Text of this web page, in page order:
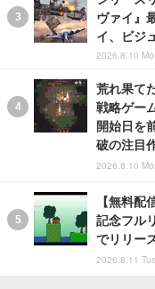
ヴァイ』
イ、ビジ
2026.8.10
荒れ果て
戦略ゲー
開始日を
破の注目
2026.8.10
【無料
記念フル
でリリー
2026.8.11